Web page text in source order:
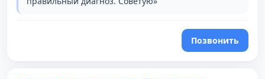
Позвонить